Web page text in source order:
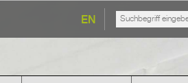
EN